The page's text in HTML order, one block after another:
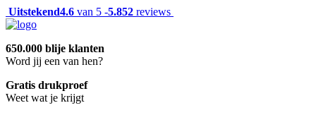
Uitstekend4.6 van 5 -5.852 reviews
650.000 blije klanten
Word jij een van hen?
Gratis drukproef
Weet wat je krijgt